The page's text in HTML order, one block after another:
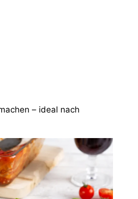
– ideal nach